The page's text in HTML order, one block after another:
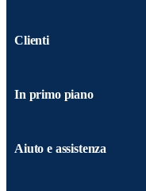
Clienti
In primo piano
Aiuto e assistenza